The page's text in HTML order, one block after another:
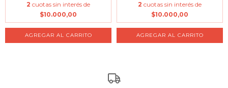
2 cuotas sin interés de
$10.000,00
2 cuotas sin interés de
$10.000,00